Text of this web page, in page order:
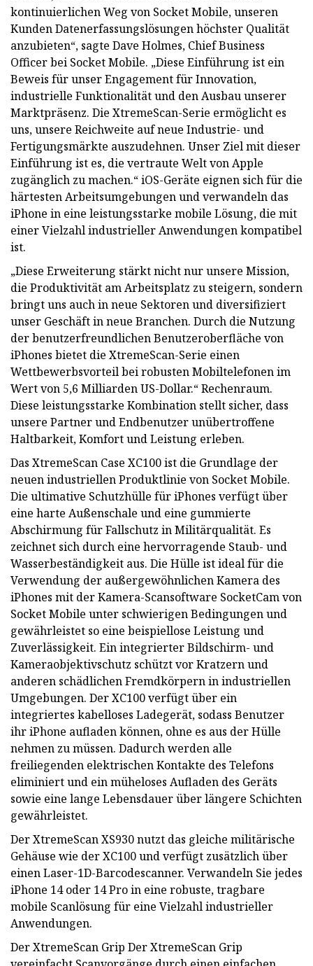
kontinuierlichen Weg von Socket Mobile, unseren
Kunden Datenerfassungslösungen höchster Qualität
anzubieten“, sagte Dave Holmes, Chief Business
Officer bei Socket Mobile. „Diese Einführung ist ein
Beweis für unser Engagement für Innovation,
industrielle Funktionalität und den Ausbau unserer
Marktpräsenz. Die XtremeScan-Serie ermöglicht es
uns, unsere Reichweite auf neue Industrie- und
Fertigungsmärkte auszudehnen. Unser Ziel mit dieser
Einführung ist es, die vertraute Welt von Apple
zugänglich zu machen.“ iOS-Geräte eignen sich für die
härtesten Arbeitsumgebungen und verwandeln das
iPhone in eine leistungsstarke mobile Lösung, die mit
einer Vielzahl industrieller Anwendungen kompatibel
ist.
„Diese Erweiterung stärkt nicht nur unsere Mission,
die Produktivität am Arbeitsplatz zu steigern, sondern
bringt uns auch in neue Sektoren und diversifiziert
unser Geschäft in neue Branchen. Durch die Nutzung
der benutzerfreundlichen Benutzeroberfläche von
iPhones bietet die XtremeScan-Serie einen
Wettbewerbsvorteil bei robusten Mobiltelefonen im
Wert von 5,6 Milliarden US-Dollar.“ Rechenraum.
Diese leistungsstarke Kombination stellt sicher, dass
unsere Partner und Endbenutzer unübertroffene
Haltbarkeit, Komfort und Leistung erleben.
Das XtremeScan Case XC100 ist die Grundlage der
neuen industriellen Produktlinie von Socket Mobile.
Die ultimative Schutzhülle für iPhones verfügt über
eine harte Außenschale und eine gummierte
Abschirmung für Fallschutz in Militärqualität. Es
zeichnet sich durch eine hervorragende Staub- und
Wasserbeständigkeit aus. Die Hülle ist ideal für die
Verwendung der außergewöhnlichen Kamera des
iPhones mit der Kamera-Scansoftware SocketCam von
Socket Mobile unter schwierigen Bedingungen und
gewährleistet so eine beispiellose Leistung und
Zuverlässigkeit. Ein integrierter Bildschirm- und
Kameraobjektivschutz schützt vor Kratzern und
anderen schädlichen Fremdkörpern in industriellen
Umgebungen. Der XC100 verfügt über ein
integriertes kabelloses Ladegerät, sodass Benutzer
ihr iPhone aufladen können, ohne es aus der Hülle
nehmen zu müssen. Dadurch werden alle
freiliegenden elektrischen Kontakte des Telefons
eliminiert und ein müheloses Aufladen des Geräts
sowie eine lange Lebensdauer über längere Schichten
gewährleistet.
Der XtremeScan XS930 nutzt das gleiche militärische
Gehäuse wie der XC100 und verfügt zusätzlich über
einen Laser-1D-Barcodescanner. Verwandeln Sie jedes
iPhone 14 oder 14 Pro in eine robuste, tragbare
mobile Scanlösung für eine Vielzahl industrieller
Anwendungen.
Der XtremeScan Grip Der XtremeScan Grip